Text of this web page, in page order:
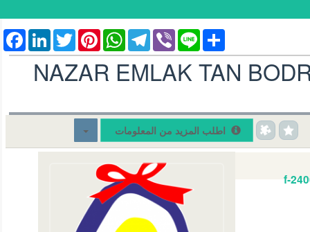
LinkedInTwitterPinterestWhatsAppTelegram Viber Line Share
NAZAR EMLAK TAN
اطلب المزيد من المعلومات
f-